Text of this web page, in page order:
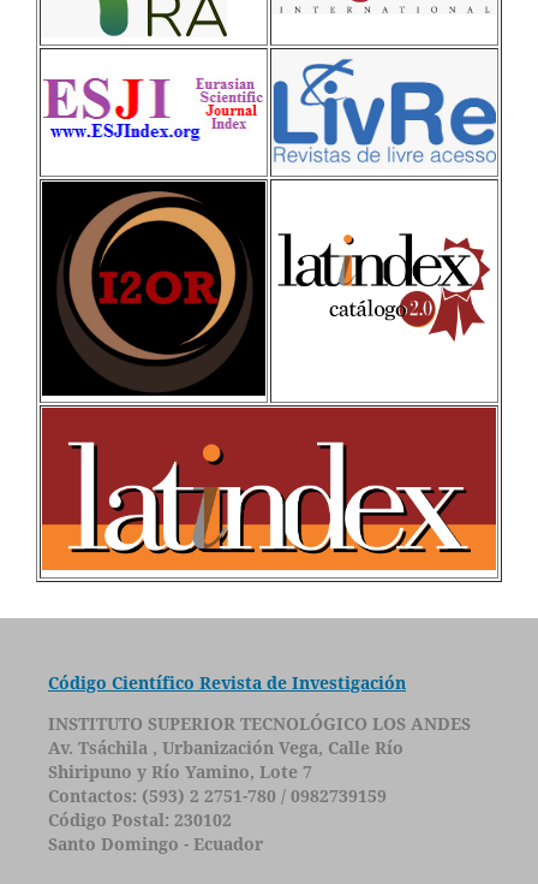
Código Científico Revista de Investigación
INSTITUTO SUPERIOR TECNOLÓGICO LOS ANDES
Av. Tsáchila , Urbanización Vega, Calle Río
Shiripuno y Río Yamino, Lote 7
Contactos: (593) 2 2751-780 / 0982739159
Código Postal: 230102
Santo Domingo - Ecuador